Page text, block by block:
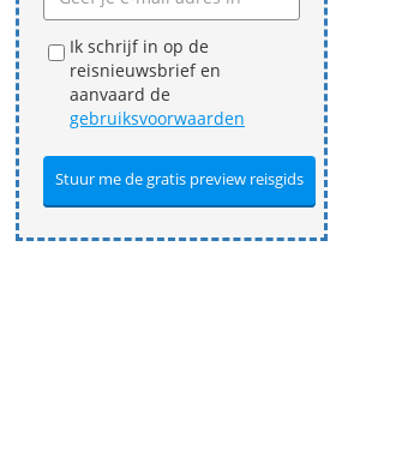
Ik schrijf in op de
reisnieuwsbrief en
aanvaard de
gebruiksvoorwaarden